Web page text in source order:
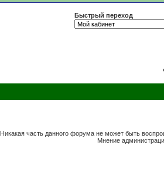
Быстрый переход
Никакая часть данного форума не может быть
Мнение